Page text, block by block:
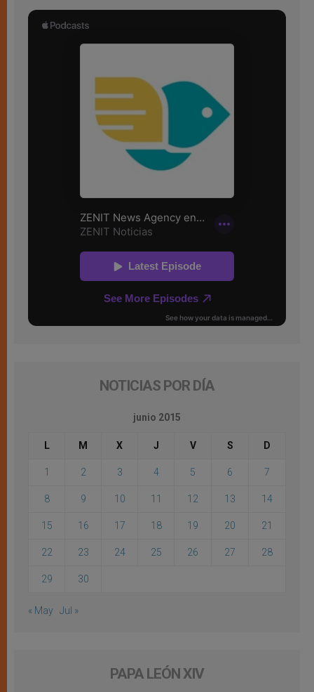
NOTICIAS POR DÍA
junio 2015
L M X J V S D
1 2 3 4 5 6 7
8 9 10 11 12 13 14
15 16 17 18 19 20 21
22 23 24 25 26 27 28
29 30
« May Jul »
PAPA LEÓN XIV